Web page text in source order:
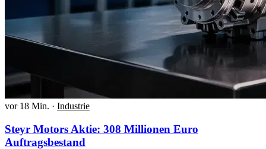
vor 18 Min. · Industrie
Steyr Motors Aktie: 308 Millionen Euro
Auftragsbestand